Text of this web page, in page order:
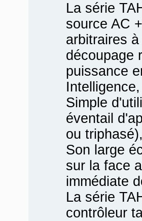
La série
source AC
arbitraires
découpage
puissance
Simple
éventail
ou
Son large
sur la face
immédiate
La série
contrôleur